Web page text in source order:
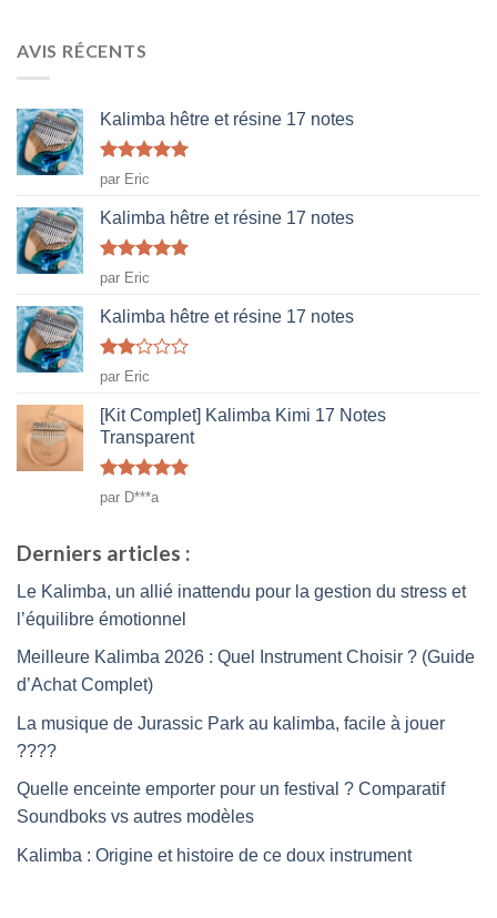
AVIS RÉCENTS
Kalimba hêtre et résine 17 notes
Note5
5
par Eric
Kalimba hêtre et résine 17 notes
Note5
5
par Eric
Kalimba hêtre et résine 17 notes
Note
2
sur
5
par Eric
[Kit Complet] Kalimba Kimi 17 Notes
Transparent
Note5sur
5
par D***a
Derniers articles :
Le Kalimba, un allié inattendu pour la gestion du stress et
l’équilibre émotionnel
Meilleure Kalimba 2026 : Quel Instrument Choisir ? (Guide
d’Achat Complet)
La musique de Jurassic Park au kalimba, facile à jouer
????
Quelle enceinte emporter pour un festival ? Comparatif
Soundboks vs autres modèles
Kalimba : Origine et histoire de ce doux instrument